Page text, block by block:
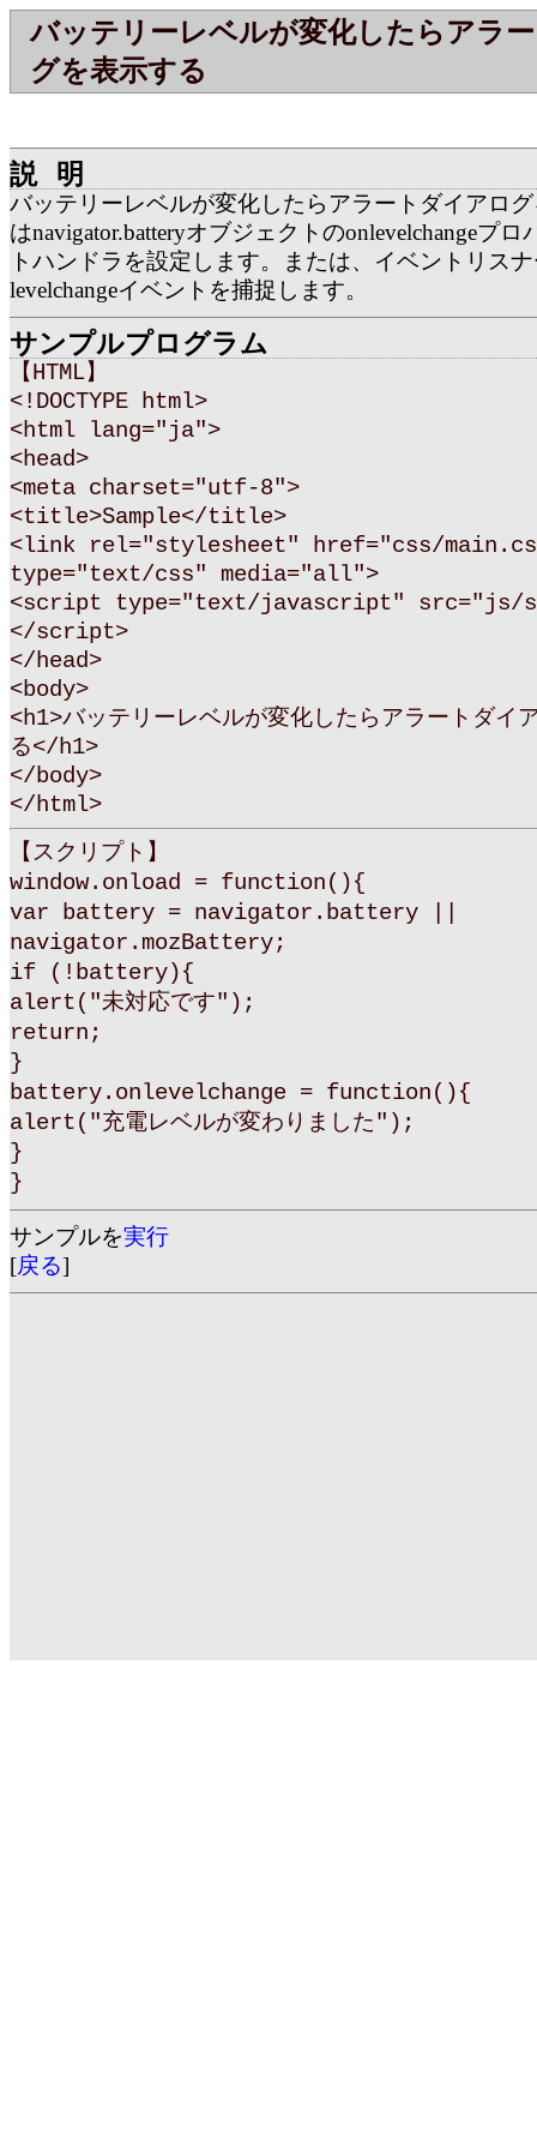
バッテリーレベルが変化したらアラ
グを表示する
説明
バッテリーレベルが変化したらアラートダイアロ
はnavigator.batteryオブジェクトのonlevelchangeプ
トハンドラを設定します。または、イベントリス
levelchangeイベントを捕捉します。
サンプルプログラム
【HTML】
<!DOCTYPE html>
<html lang="ja">
<head>
<meta charset="utf-8">
<title>Sample</title>
<link rel="stylesheet" href="css/
type="text/css" media="all">
<script type="text/javascript" src="js/
</script>
</head>
<body>
<h1>バッテリーレベルが変化したらアラートダイ
る</h1>
</body>
</html>
【スクリプト】
window.onload = function(){
var battery = navigator.battery ||
navigator.mozBattery;
if (!battery){
alert("未対応です");
return;
}
battery.onlevelchange = function(){
alert("充電レベルが変わりました");
}
}
サンプルを実行
[戻る]